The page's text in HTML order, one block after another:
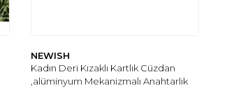
NEWISH
Kadın Deri Kızaklı Kartlık Cüzdan
,alüminyum Mekanizmalı Anahtarlık